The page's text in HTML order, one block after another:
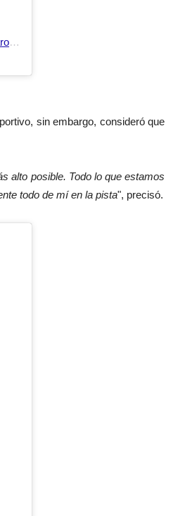
Una publicación compartida de Alessandro famularo (@alessandrofamularo11)
sin embargo, consideró que
alto posible. Todo lo que estamos
todo de mí en la pista", precisó.